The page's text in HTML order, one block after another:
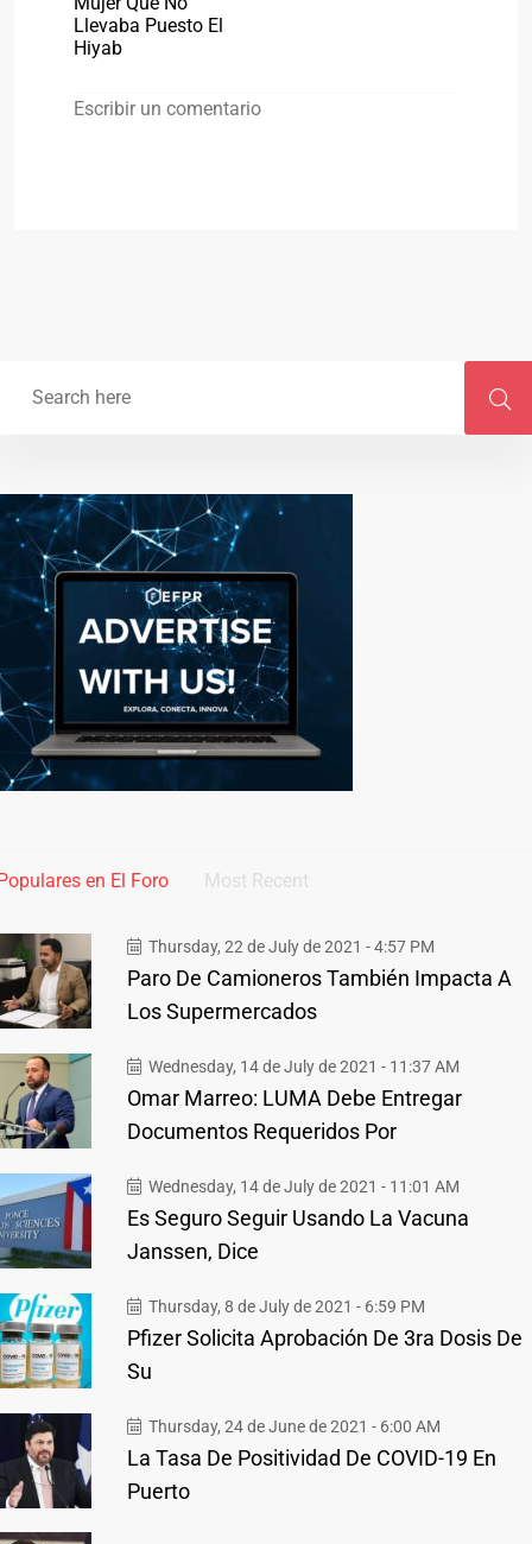
Llevaba Puesto El
Hiyab
Escribir un comentario
en El Foro Most Recent
Thursday, 22 de July de 2021 - 4:57 PM
Paro De Camioneros También Impacta A
Los Supermercados
Wednesday, 14 de July de 2021 - 11:37 AM
Omar Marreo: LUMA Debe Entregar
Documentos Requeridos Por
Wednesday, 14 de July de 2021 - 11:01 AM
Es Seguro Seguir Usando La Vacuna
Janssen, Dice
Thursday, 8 de July de 2021 - 6:59 PM
Pfizer Solicita Aprobación De 3ra Dosis De
Su
Thursday, 24 de June de 2021 - 6:00 AM
La Tasa De Positividad De COVID-19 En
Puerto